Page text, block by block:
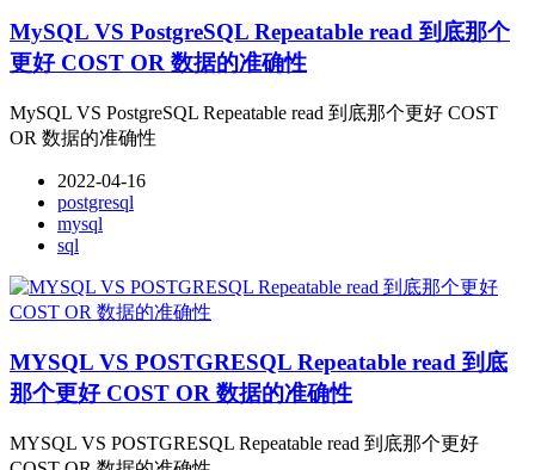
MySQL VS PostgreSQL Repeatable read 到底那个
更好 COST OR 数据的准确性
MySQL VS PostgreSQL Repeatable read 到底那个更好 COST
OR 数据的准确性
2022-04-16
postgresql
mysql
sql
MYSQL VS POSTGRESQL Repeatable read 到底
那个更好 COST OR 数据的准确性
MYSQL VS POSTGRESQL Repeatable read 到底那个更好